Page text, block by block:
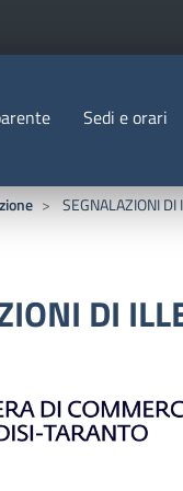
Menu
Sedi e orari
SEGNALAZIONI
DI